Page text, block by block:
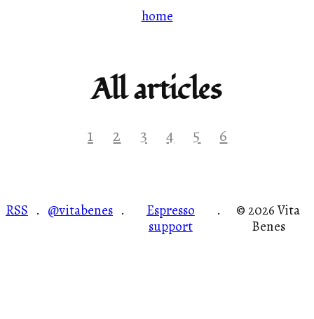
home
All articles
1 2 3 4 5 6
RSS · @vitabenes · Espresso
support
· © 2026 Vita
Benes